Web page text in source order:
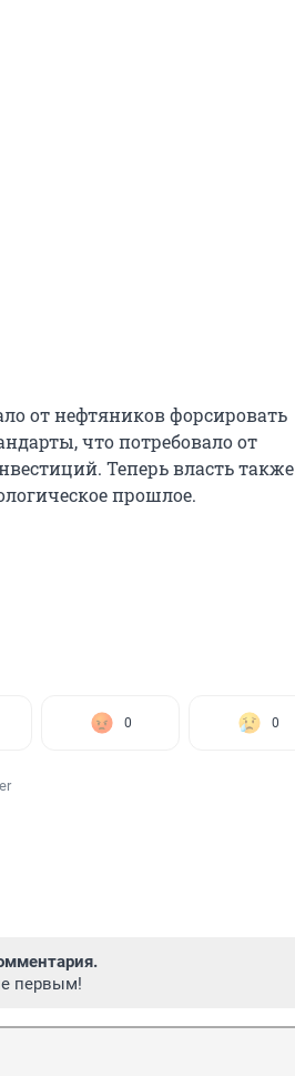
от нефтяников форсировать
что потребовало от
Теперь власть также
прошлое.
0 0
первым!